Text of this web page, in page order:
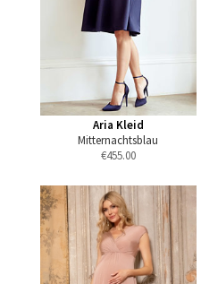
Aria Kleid
Mitternachtsblau
€455.00